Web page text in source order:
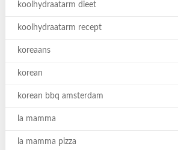
koolhydraatarm dieet
koolhydraatarm recept
koreaans
korean
korean bbq amsterdam
la mamma
la mamma pizza